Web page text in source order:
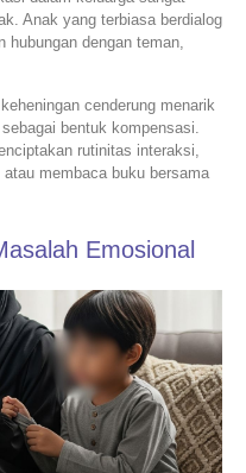
Anak yang terbiasa berdialog
hubungan dengan teman,
cenderung menarik
bentuk kompensasi.
rutinitas interaksi,
membaca buku bersama
Emosional